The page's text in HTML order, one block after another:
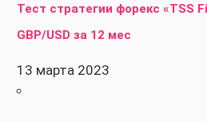
Тест стратегии форекс «TSS
GBP/USD за 12 мес
13 марта 2023